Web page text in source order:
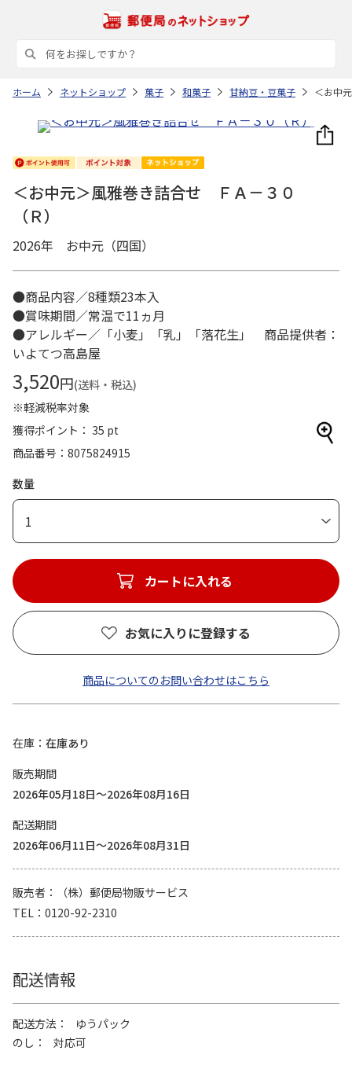
ホーム ネットショップ 菓子 和菓子 甘納豆・豆菓子 ＜お中
＜お中元＞風雅巻き詰合せ ＦＡ－３０
（Ｒ）
2026年 お中元（四国）
●商品内容／8種類23本入
●賞味期間／常温で11ヵ月
●アレルギー／「小麦」「乳」「落花生」 商品提供者：
いよてつ高島屋
3,520円(送料・税込)
※軽減税率対象
獲得ポイント： 35 pt
商品番号
8075824915
数量
1
カートに入れる
お気に入りに登録する
商品についてのお問い合わせはこちら
在庫
在庫あり
販売期間
2026年05月18日～2026年08月16日
配送期間
2026年06月11日～2026年08月31日
販売者
（株）郵便局物販サービス
TEL
0120-92-2310
配送情報
配送方法
ゆうパック
のし
対応可